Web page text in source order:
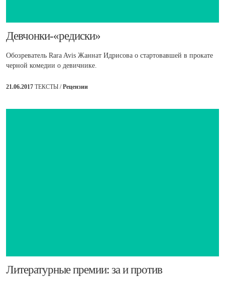
​Девчонки-«редиски»
Обозреватель Rara Avis Жаннат Идрисова о стартовавшей в прокате
черной комедии о девичнике.
21.06.2017 ТЕКСТЫ /Рецензии
Литературные премии: за и против